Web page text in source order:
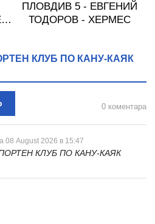
ПЛОВДИВ 5 - ЕВГЕНИЙ
ТОДОРОВ - ХЕРМЕС
КЛУБ ПО КАНУ-КАЯК
0 коментара
08 August 2026 в 15:47
КЛУБ ПО КАНУ-КАЯК